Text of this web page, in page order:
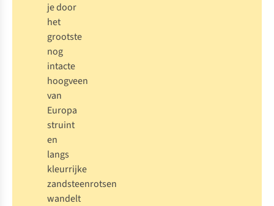
je door
het
grootste
nog
intacte
hoogveen
van
Europa
struint
en
langs
kleurrijke
zandsteenrotsen
wandelt